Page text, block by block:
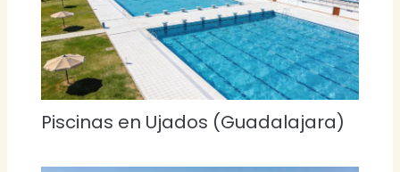
Piscinas en Ujados (Guadalajara)